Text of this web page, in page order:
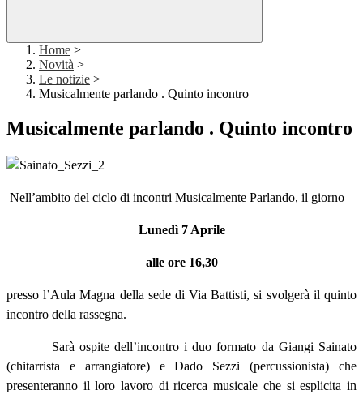
Home >
Novità >
Le notizie >
Musicalmente parlando . Quinto incontro
Musicalmente parlando . Quinto incontro
Nell’ambito del ciclo di incontri Musicalmente Parlando, il giorno
Lunedì 7 Aprile
alle ore 16,30
presso l’Aula Magna della sede di Via Battisti, si svolgerà il quinto
incontro della rassegna.
Sarà ospite dell’incontro i duo formato da Giangi Sainato
(chitarrista e arrangiatore) e Dado Sezzi (percussionista) che
presenteranno il loro lavoro di ricerca musicale che si esplicita in